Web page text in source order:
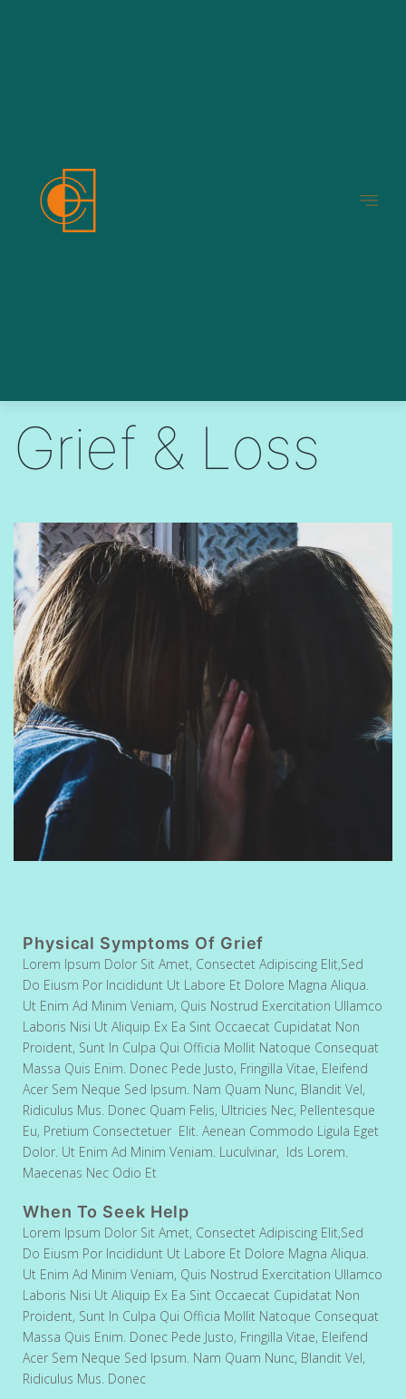
Grief & Loss
Physical Symptoms Of Grief
Lorem Ipsum Dolor Sit Amet, Consectet Adipiscing Elit,sed
Do Eiusm Por Incididunt Ut Labore Et Dolore Magna Aliqua.
Ut Enim Ad Minim Veniam, Quis Nostrud Exercitation Ullamco
Laboris Nisi Ut Aliquip Ex Ea Sint Occaecat Cupidatat Non
Proident, Sunt In Culpa Qui Officia Mollit Natoque Consequat
Massa Quis Enim. Donec Pede Justo, Fringilla Vitae, Eleifend
Acer Sem Neque Sed Ipsum. Nam Quam Nunc, Blandit Vel,
Ridiculus Mus. Donec Quam Felis, Ultricies Nec, Pellentesque
Eu, Pretium Consectetuer Elit. Aenean Commodo Ligula Eget
Dolor. Ut Enim Ad Minim Veniam. Luculvinar, Ids Lorem.
Maecenas Nec Odio Et
When To Seek Help
Lorem Ipsum Dolor Sit Amet, Consectet Adipiscing Elit,sed
Do Eiusm Por Incididunt Ut Labore Et Dolore Magna Aliqua.
Ut Enim Ad Minim Veniam, Quis Nostrud Exercitation Ullamco
Laboris Nisi Ut Aliquip Ex Ea Sint Occaecat Cupidatat Non
Proident, Sunt In Culpa Qui Officia Mollit Natoque Consequat
Massa Quis Enim. Donec Pede Justo, Fringilla Vitae, Eleifend
Acer Sem Neque Sed Ipsum. Nam Quam Nunc, Blandit Vel,
Ridiculus Mus. Donec